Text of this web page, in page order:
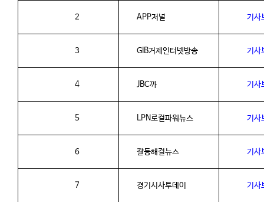
2 APP저널 기사
3 GIB거제인터넷방송 기사
4 JBC까 기사
5 LPN로컬파워뉴스 기사
6 갈등해결뉴스 기사
7 경기시사투데이 기사